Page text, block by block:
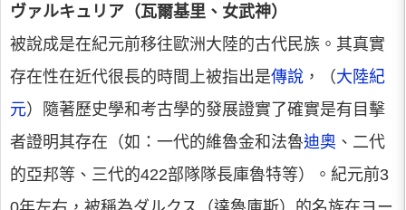
ヴァルキュリア（瓦爾基里、女武神）
被說成是在紀元前移往歐洲大陸的古代民族。其真實
存在性在近代很長的時間上被指出是傳說 ，（大陸紀
元）隨著歷史學和考古學的發展證實了確實是有目擊
者證明其存在（如：一代的維魯金和法魯迪奧 、二代
的亞邦等、三代的422部隊隊長庫魯特等）。紀元前3